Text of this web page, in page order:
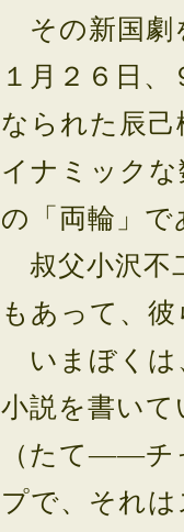
その新国劇
１月２６日
なられた辰
イナミック
の「両輪」で
叔父小沢不
もあって、
いまぼくは
小説を書い
（たて――チ
プで、それ